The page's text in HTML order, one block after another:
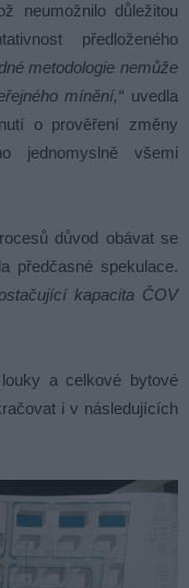
neumožnilo důležitou
předloženého
metodologie nemůže
mínění,“ uvedla
o prověření změny
jednomyslně všemi
důvod obávat se
předčasné spekulace.
kapacita ČOV
a celkové bytové
i v následujících